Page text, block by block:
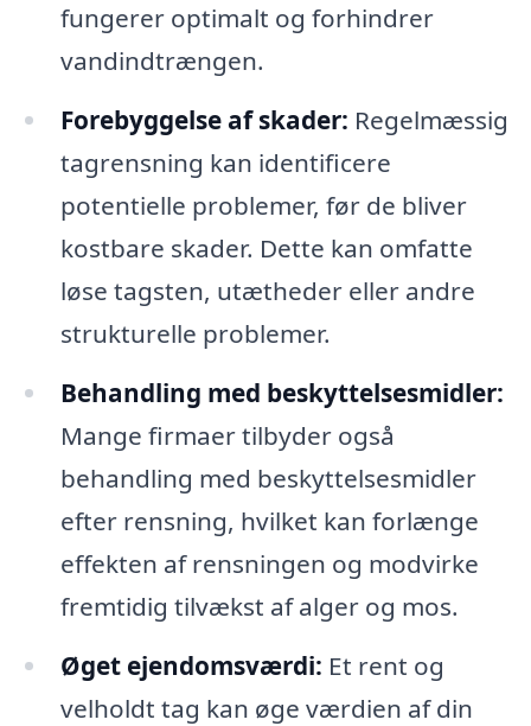
fungerer optimalt og forhindrer
vandindtrængen.
Forebyggelse af skader: Regelmæssig
tagrensning kan identificere
potentielle problemer, før de bliver
kostbare skader. Dette kan omfatte
løse tagsten, utætheder eller andre
strukturelle problemer.
Behandling med beskyttelsesmidler:
Mange firmaer tilbyder også
behandling med beskyttelsesmidler
efter rensning, hvilket kan forlænge
effekten af rensningen og modvirke
fremtidig tilvækst af alger og mos.
Øget ejendomsværdi: Et rent og
velholdt tag kan øge værdien af din